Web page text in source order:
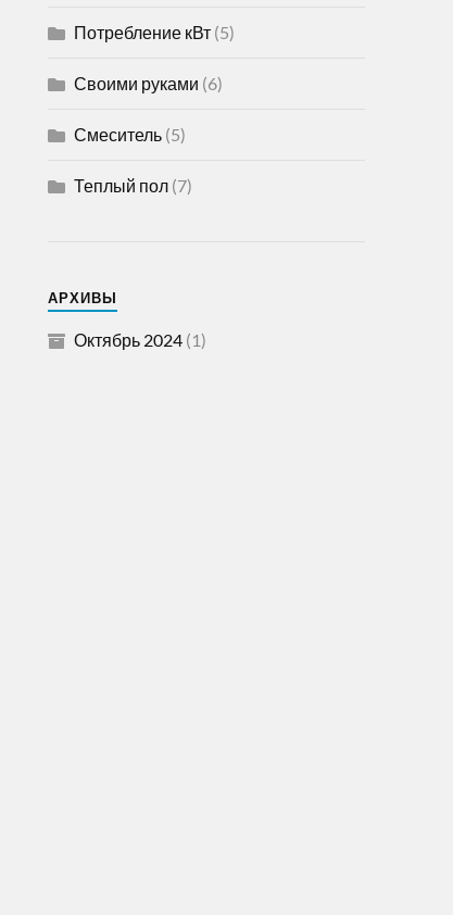
Потребление кВт(5)
Своими руками (6)
Смеситель(5)
Теплый пол(7)
АРХИВЫ
Октябрь 2024(1)